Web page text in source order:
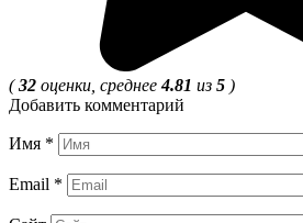
(32 оценки, среднее4.81 из 5 )
Добавить комментарий
Имя *
Email *